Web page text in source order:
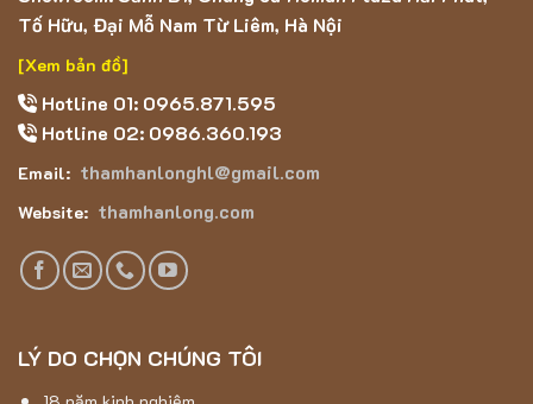
Đặc điểm nổi bật của mẫu thảm Lông Dài HLYP18119 –
Thảm Lông DàiHLYP18119 – 04
cho căn nhà một phong cách hiện đại, đơn giản, phù hợp
Tố Hữu, Đại Mỗ Nam Từ Liêm, Hà Nội
[Xem bản đồ]
Hotline 01: 0965.871.595
Hotline 02: 0986.360.193
Email: thamhanlonghl@gmail.com
Website: thamhanlong.com
LÝ DO CHỌN CHÚNG TÔI